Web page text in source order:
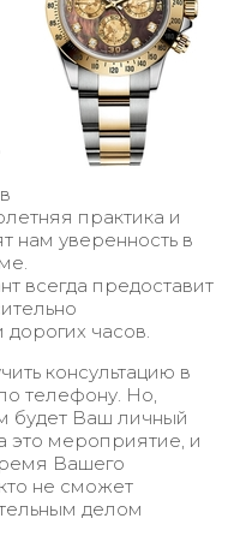
практика и
нам уверенность в
всегда предоставит
часов.
консультацию в
телефону. Но,
будет Ваш личный
это мероприятие, и
Вашего
не сможет
делом